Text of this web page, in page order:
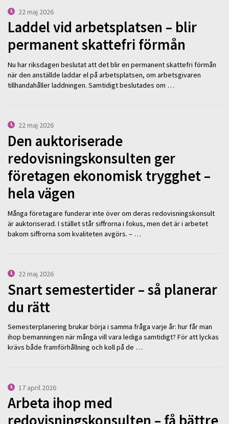
22 maj 2026
Laddel vid arbetsplatsen – blir
permanent skattefri förmån
Nu har riksdagen beslutat att det blir en permanent skattefri förmån
när den anställde laddar el på arbetsplatsen, om arbetsgivaren
tillhandahåller laddningen. Samtidigt beslutades om …
22 maj 2026
Den auktoriserade
redovisningskonsulten ger
företagen ekonomisk trygghet –
hela vägen
Många företagare funderar inte över om deras redovisningskonsult
är auktoriserad. I stället står siffrorna i fokus, men det är i arbetet
bakom siffrorna som kvaliteten avgörs. – …
22 maj 2026
Snart semestertider – så planerar
du rätt
Semesterplanering brukar börja i samma fråga varje år: hur får man
ihop bemanningen när många vill vara lediga samtidigt? För att lyckas
krävs både framförhållning och koll på de …
17 april 2026
Arbeta ihop med